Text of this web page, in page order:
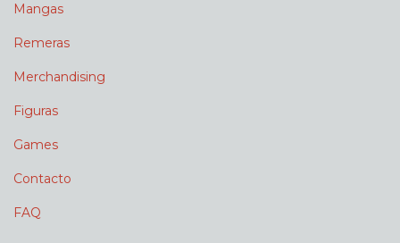
Mangas
Remeras
Merchandising
Figuras
Games
Contacto
FAQ